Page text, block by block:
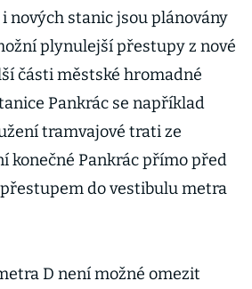
nových stanic jsou plánovány
plynulejší přestupy z nové
části městské hromadné
Pankrác se například
tramvajové trati ze
konečné Pankrác přímo před
do vestibulu metra
D není možné omezit